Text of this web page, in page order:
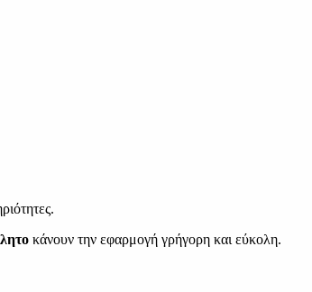
κάνουν την εφαρμογή γρήγορη και εύκολη.